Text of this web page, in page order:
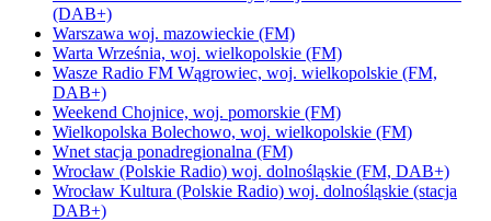
(DAB+)
Warszawa woj. mazowieckie (FM)
Warta Września, woj. wielkopolskie (FM)
Wasze Radio FM Wągrowiec, woj. wielkopolskie (FM,
DAB+)
Weekend Chojnice, woj. pomorskie (FM)
Wielkopolska Bolechowo, woj. wielkopolskie (FM)
Wnet stacja ponadregionalna (FM)
Wrocław (Polskie Radio) woj. dolnośląskie (FM, DAB+)
Wrocław Kultura (Polskie Radio) woj. dolnośląskie (stacja
DAB+)